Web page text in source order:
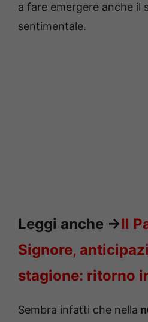
a fare emergere anche il
sentimentale.
Leggi anche ->Il
Signore,
stagione: ritorno
Sembra infatti che nella